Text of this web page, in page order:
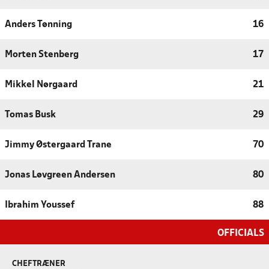
Anders Tønning 16
Morten Stenberg 17
Mikkel Nørgaard 21
Tomas Busk 29
Jimmy Østergaard Trane 70
Jonas Løvgreen Andersen 80
Ibrahim Youssef 88
OFFICIALS
CHEFTRÆNER